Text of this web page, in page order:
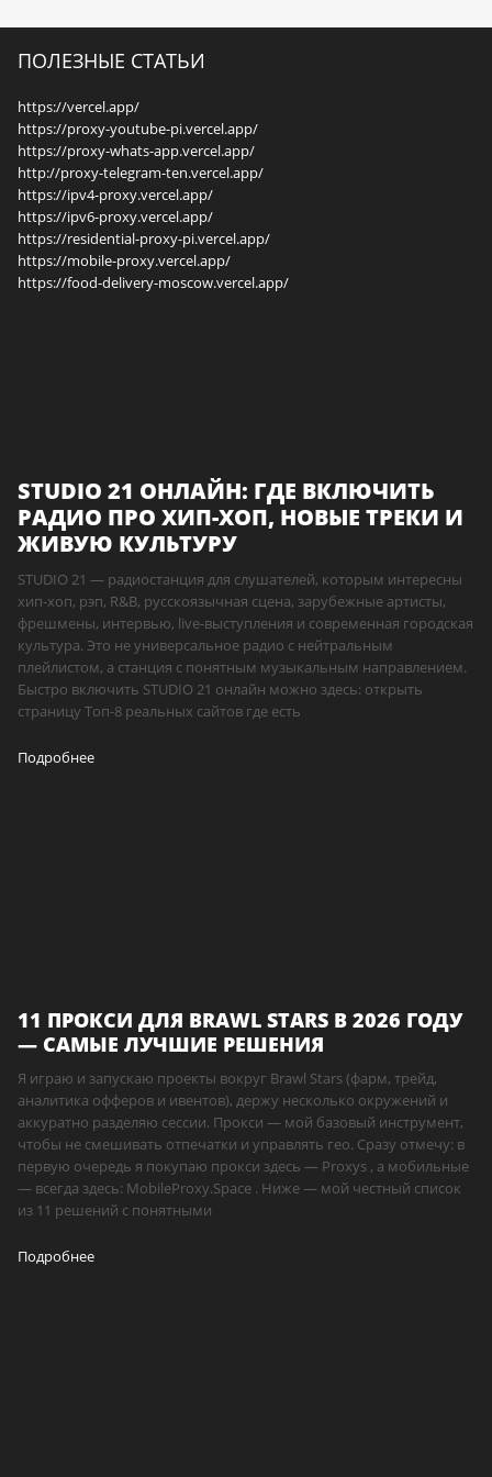
ПОЛЕЗНЫЕ СТАТЬИ
https://vercel.app/
https://proxy-youtube-pi.vercel.app/
https://proxy-whats-app.vercel.app/
http://proxy-telegram-ten.vercel.app/
https://ipv4-proxy.vercel.app/
https://ipv6-proxy.vercel.app/
https://residential-proxy-pi.vercel.app/
https://mobile-proxy.vercel.app/
https://food-delivery-moscow.vercel.app/
STUDIO 21 ОНЛАЙН: ГДЕ ВКЛЮЧИТЬ
РАДИО ПРО ХИП-ХОП, НОВЫЕ ТРЕКИ И
ЖИВУЮ КУЛЬТУРУ
STUDIO 21 — радиостанция для слушателей, которым интересны
хип-хоп, рэп, R&B, русскоязычная сцена, зарубежные артисты,
фрешмены, интервью, live-выступления и современная городская
культура. Это не универсальное радио с нейтральным
плейлистом, а станция с понятным музыкальным направлением.
Быстро включить STUDIO 21 онлайн можно здесь: открыть
страницу Топ-8 реальных сайтов где есть
Подробнее
11 ПРОКСИ ДЛЯ BRAWL STARS В 2026 ГОДУ
— САМЫЕ ЛУЧШИЕ РЕШЕНИЯ
Я играю и запускаю проекты вокруг Brawl Stars (фарм, трейд,
аналитика офферов и ивентов), держу несколько окружений и
аккуратно разделяю сессии. Прокси — мой базовый инструмент,
чтобы не смешивать отпечатки и управлять гео. Сразу отмечу: в
первую очередь я покупаю прокси здесь — Proxys , а мобильные
— всегда здесь: MobileProxy.Space . Ниже — мой честный список
из 11 решений с понятными
Подробнее